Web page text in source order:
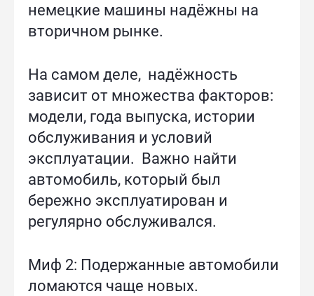
немецкие машины надёжны на
вторичном рынке.
На самом деле, надёжность
зависит от множества факторов:
модели, года выпуска, истории
обслуживания и условий
эксплуатации. Важно найти
автомобиль, который был
бережно эксплуатирован и
регулярно обслуживался.
Миф 2: Подержанные автомобили
ломаются чаще новых.